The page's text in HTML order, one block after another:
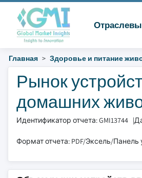
Главная Здоровье и питание
Рынок
домашних
Идентификатор отчета: GMI13744 |
Формат отчета: PDF/Эксель/